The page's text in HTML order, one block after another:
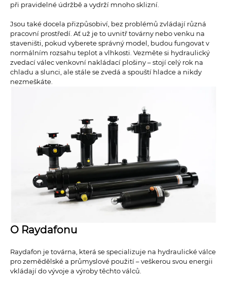
při pravidelné údržbě a vydrží mnoho sklizní.
Jsou také docela přizpůsobiví, bez problémů zvládají různá
pracovní prostředí. Ať už je to uvnitř továrny nebo venku na
staveništi, pokud vyberete správný model, budou fungovat v
normálním rozsahu teplot a vlhkosti. Vezměte si hydraulický
zvedací válec venkovní nakládací plošiny – stojí celý rok na
chladu a slunci, ale stále se zvedá a spouští hladce a nikdy
nezmeškáte.
O Raydafonu
Raydafon je továrna, která se specializuje na hydraulické válce
pro zemědělské a průmyslové použití – veškerou svou energii
vkládají do vývoje a výroby těchto válců.